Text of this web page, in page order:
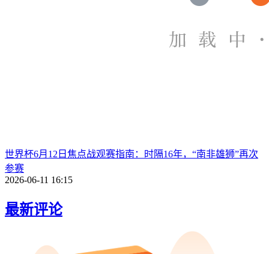
世界杯6月12日焦点战观赛指南：时隔16年，“南非雄狮”再次
参赛
2026-06-11 16:15
最新评论